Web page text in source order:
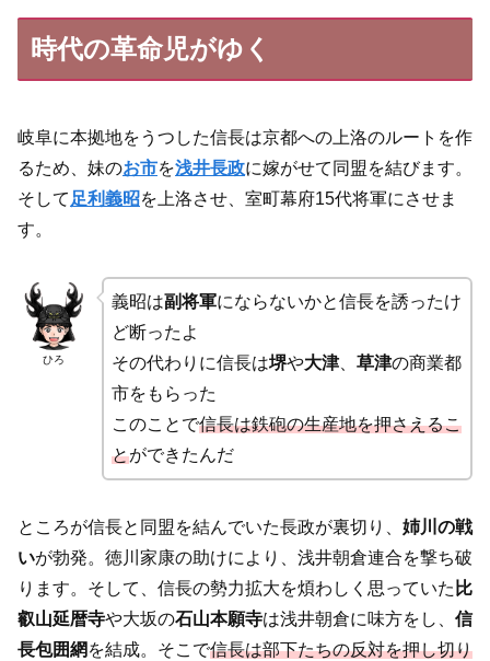
時代の革命児がゆく
岐阜に本拠地をうつした信長は京都への上洛のルートを作
るため、妹のお市を浅井長政に嫁がせて同盟を結びます。
そして足利義昭を上洛させ、室町幕府15代将軍にさせま
す。
ひろ
義昭は副将軍にならないかと信長を誘ったけ
ど断ったよ
その代わりに信長は堺や大津、 草津の商業都
市をもらった
このことで信長は鉄砲の生産地を押さえるこ
とができたんだ
ところが信長と同盟を結んでいた長政が裏切り、 姉川の戦
いが勃発。徳川家康の助けにより、浅井朝倉連合を撃ち破
ります。そして、信長の勢力拡大を煩わしく思っていた 比
叡山延暦寺や大坂の石山本願寺は浅井朝倉に味方をし、 信
長包囲網 を結成。そこで信長は部下たちの反対を押し切り